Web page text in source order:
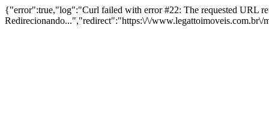
{"error":true,"log":"Curl failed with error #22: The requested URL
Redirecionando...","redirect":"https:\/\/www.legattoimoveis.com.br\/